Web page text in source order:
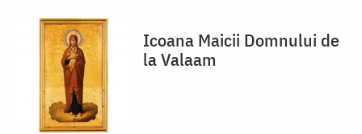
Icoana Maicii Domnului de
la Valaam